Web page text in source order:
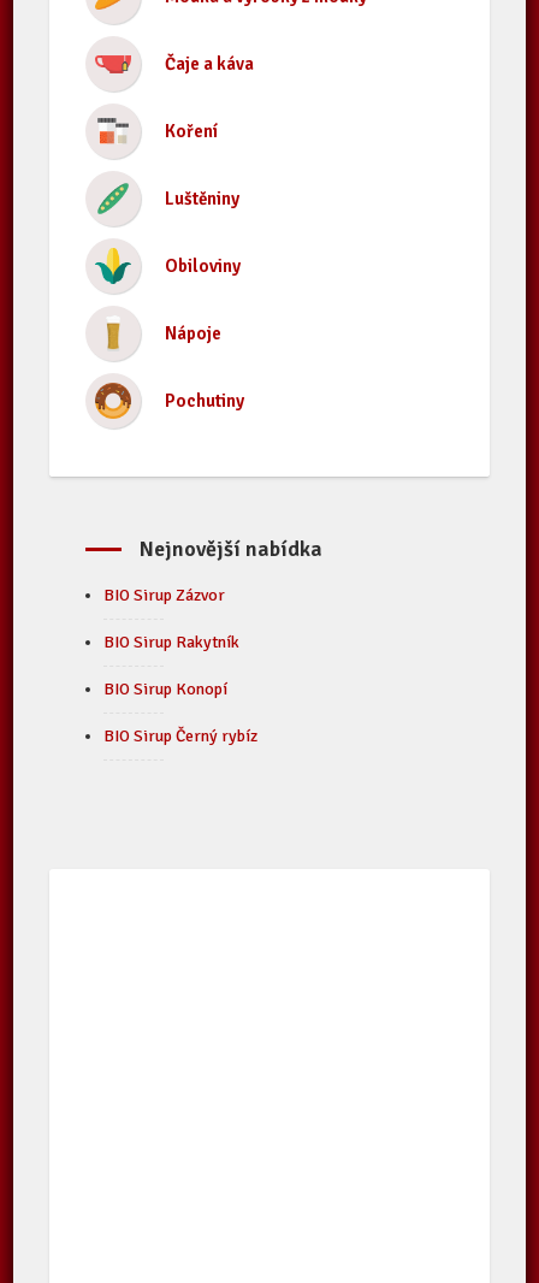
Čaje a káva
Koření
Luštěniny
Obiloviny
Nápoje
Pochutiny
Nejnovější nabídka
BIO Sirup Zázvor
BIO Sirup Rakytník
BIO Sirup Konopí
BIO Sirup Černý rybíz